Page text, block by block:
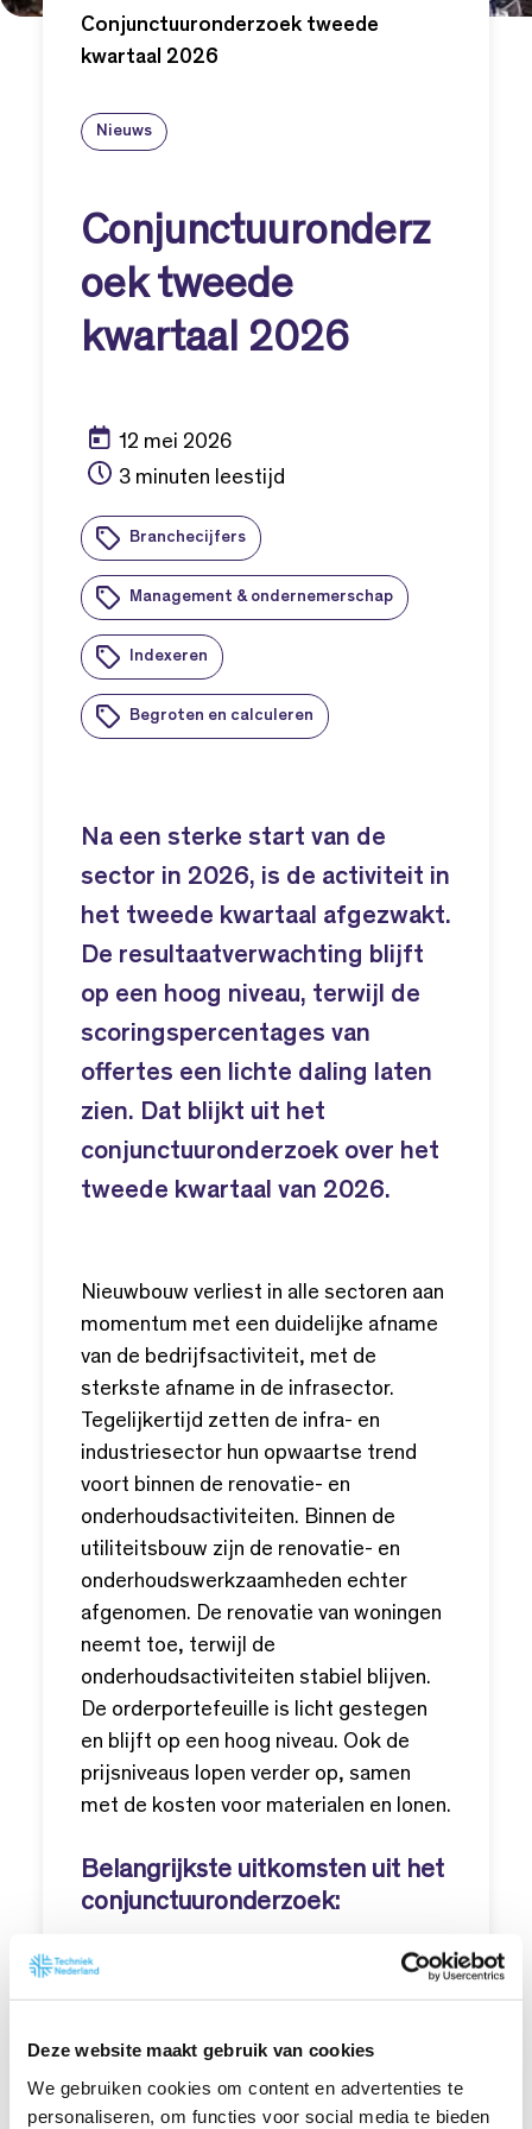
Deze website maakt gebruik van cookies
We gebruiken cookies om content en advertenties te
personaliseren, om functies voor social media te bieden
Conjunctuuronderzoek tweede
kwartaal 2026
Nieuws
Conjunctuuronderz
oek tweede
kwartaal 2026
12 mei 2026
3 minuten leestijd
Branchecijfers
Management & ondernemerschap
Indexeren
Begroten en calculeren
Na een sterke start van de
sector in 2026, is de activiteit in
het tweede kwartaal afgezwakt.
De resultaatverwachting blijft
op een hoog niveau, terwijl de
scoringspercentages van
offertes een lichte daling laten
zien. Dat blijkt uit het
conjunctuuronderzoek over het
tweede kwartaal van 2026.
Nieuwbouw verliest in alle sectoren aan
momentum met een duidelijke afname
van de bedrijfsactiviteit, met de
sterkste afname in de infrasector.
Tegelijkertijd zetten de infra- en
industriesector hun opwaartse trend
voort binnen de renovatie- en
onderhoudsactiviteiten. Binnen de
utiliteitsbouw zijn de renovatie- en
onderhoudswerkzaamheden echter
afgenomen. De renovatie van woningen
neemt toe, terwijl de
onderhoudsactiviteiten stabiel blijven.
De orderportefeuille is licht gestegen
en blijft op een hoog niveau. Ook de
prijsniveaus lopen verder op, samen
met de kosten voor materialen en lonen.
Belangrijkste uitkomsten uit het
conjunctuuronderzoek:
95% van de bedrijven verwacht
maanden werk gevuld
in het vorige kwartaal